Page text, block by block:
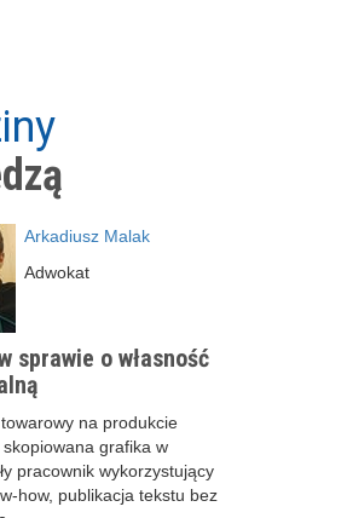
Arkadiusz Malak
Adwokat
sprawie o własność
na produkcie
grafika w
pracownik wykorzystujący
how, publikacja tekstu bez